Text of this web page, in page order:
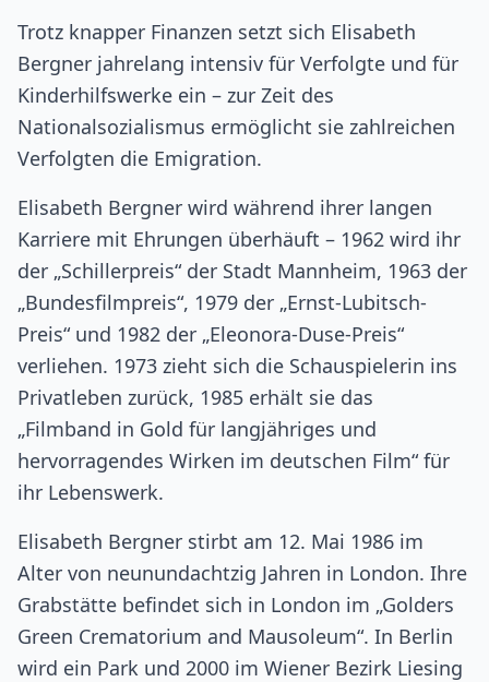
Trotz knapper Finanzen setzt sich Elisabeth
Bergner jahrelang intensiv für Verfolgte und für
Kinderhilfswerke ein – zur Zeit des
Nationalsozialismus ermöglicht sie zahlreichen
Verfolgten die Emigration.
Elisabeth Bergner wird während ihrer langen
Karriere mit Ehrungen überhäuft – 1962 wird ihr
der „Schillerpreis“ der Stadt Mannheim, 1963 der
„Bundesfilmpreis“, 1979 der „Ernst-Lubitsch-
Preis“ und 1982 der „Eleonora-Duse-Preis“
verliehen. 1973 zieht sich die Schauspielerin ins
Privatleben zurück, 1985 erhält sie das
„Filmband in Gold für langjähriges und
hervorragendes Wirken im deutschen Film“ für
ihr Lebenswerk.
Elisabeth Bergner stirbt am 12. Mai 1986 im
Alter von neunundachtzig Jahren in London. Ihre
Grabstätte befindet sich in London im „Golders
Green Crematorium and Mausoleum“. In Berlin
wird ein Park und 2000 im Wiener Bezirk Liesing